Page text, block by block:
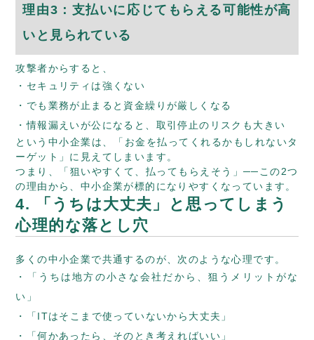
理由3：支払いに応じてもらえる可能性が高
いと見られている
攻撃者からすると、
セキュリティは強くない
でも業務が止まると資金繰りが厳しくなる
情報漏えいが公になると、取引停止のリスクも大きい
という中小企業は、「お金を払ってくれるかもしれないタ
ーゲット」に見えてしまいます。
つまり、「狙いやすくて、払ってもらえそう」──この2つ
の理由から、中小企業が標的になりやすくなっています。
4. 「うちは大丈夫」と思ってしまう
心理的な落とし穴
多くの中小企業で共通するのが、次のような心理です。
「うちは地方の小さな会社だから、狙うメリットがな
い」
「ITはそこまで使っていないから大丈夫」
「何かあったら、そのとき考えればいい」